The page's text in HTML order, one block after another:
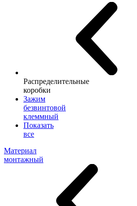
Распределительные
коробки
Зажим
безвинтовой
клеммный
Показать
все
Материал
монтажный